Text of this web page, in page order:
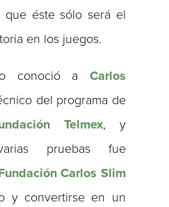
que éste sólo será el
en los juegos.
conoció a Carlos
del programa de
Telmex, y
pruebas fue
Carlos Slim
y convertirse en un